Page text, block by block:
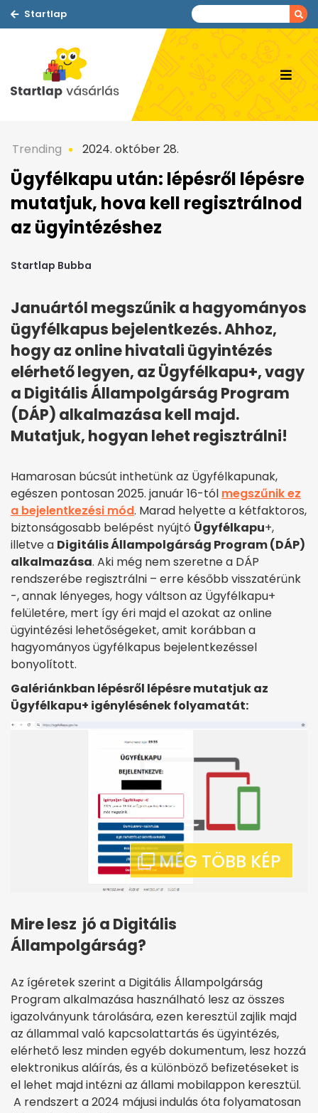
Startlap
Trending 2024. október 28.
Ügyfélkapu után: lépésről lépésre
mutatjuk, hova kell regisztrálnod
az ügyintézéshez
Startlap Bubba
Januártól megszűnik a hagyományos
ügyfélkapus bejelentkezés. Ahhoz,
hogy az online hivatali ügyintézés
elérhető legyen, az Ügyfélkapu+, vagy
a Digitális Állampolgárság Program
(DÁP) alkalmazása kell majd.
Mutatjuk, hogyan lehet regisztrálni!
Hamarosan búcsút inthetünk az Ügyfélkapunak,
egészen pontosan 2025. január 16-tól megszűnik ez
a bejelentkezési mód. Marad helyette a kétfaktoros,
biztonságosabb belépést nyújtó Ügyfélkapu+,
illetve a Digitális Állampolgárság Program (DÁP)
alkalmazása. Aki még nem szeretne a DÁP
rendszerébe regisztrálni – erre később visszatérünk
-, annak lényeges, hogy váltson az Ügyfélkapu+
felületére, mert így éri majd el azokat az online
ügyintézési lehetőségeket, amit korábban a
hagyományos ügyfélkapus bejelentkezéssel
bonyolított.
Galériánkban lépésről lépésre mutatjuk az
Ügyfélkapu+ igénylésének folyamatát:
Mire lesz jó a Digitális
Állampolgárság?
Az ígéretek szerint a Digitális Állampolgárság
Program alkalmazása használható lesz az összes
igazolványunk tárolására, ezen keresztül zajlik majd
az állammal való kapcsolattartás és ügyintézés,
elérhető lesz minden egyéb dokumentum, lesz hozzá
elektronikus aláírás, és a különböző befizetéseket is
el lehet majd intézni az állami mobilappon keresztül.
A rendszert a 2024 májusi indulás óta folyamatosan